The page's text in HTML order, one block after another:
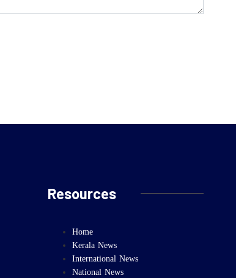
Resources
Home
Kerala News
International News
National News